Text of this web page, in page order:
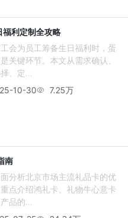
福利定制全攻略
会为员工筹备生日福利时，蛋
关键环节。本文从需求确认、
、定...
10-30
7.25万
南
分析北京市场主流礼品卡的优
点介绍鸿礼卡、礼物牛心意卡
品的...